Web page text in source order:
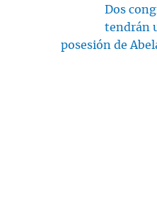
Dos
tendrán
posesión de